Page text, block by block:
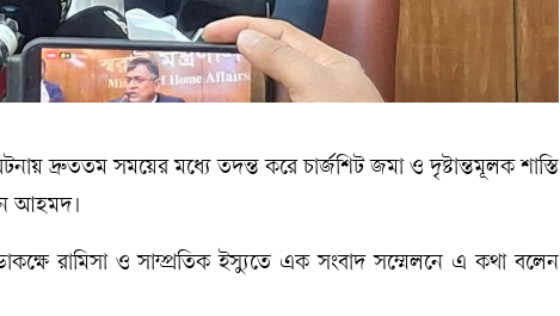
ঘটনায় দ্রুততম সময়ের মধ্যে তদন্ত করে চার্জশিট জমা ও দৃষ্টান্তমূলক শাস্তি
আহমদ।
রামিসা ও সাম্প্রতিক ইস্যুতে এক সংবাদ সম্মেলনে এ কথা বলেন